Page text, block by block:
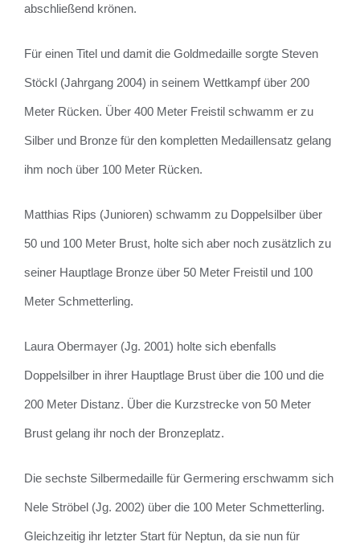
abschließend krönen.
Für einen Titel und damit die Goldmedaille sorgte Steven
Stöckl (Jahrgang 2004) in seinem Wettkampf über 200
Meter Rücken. Über 400 Meter Freistil schwamm er zu
Silber und Bronze für den kompletten Medaillensatz gelang
ihm noch über 100 Meter Rücken.
Matthias Rips (Junioren) schwamm zu Doppelsilber über
50 und 100 Meter Brust, holte sich aber noch zusätzlich zu
seiner Hauptlage Bronze über 50 Meter Freistil und 100
Meter Schmetterling.
Laura Obermayer (Jg. 2001) holte sich ebenfalls
Doppelsilber in ihrer Hauptlage Brust über die 100 und die
200 Meter Distanz. Über die Kurzstrecke von 50 Meter
Brust gelang ihr noch der Bronzeplatz.
Die sechste Silbermedaille für Germering erschwamm sich
Nele Ströbel (Jg. 2002) über die 100 Meter Schmetterling.
Gleichzeitig ihr letzter Start für Neptun, da sie nun für